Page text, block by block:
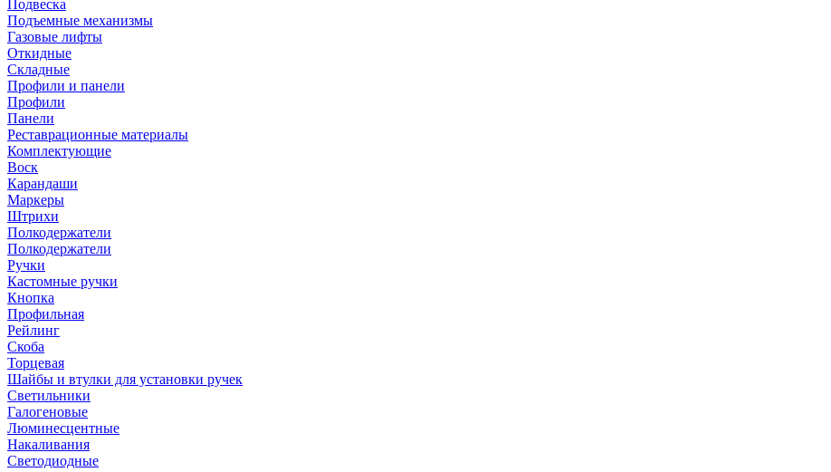
Подвеска
Подъемные механизмы
Газовые лифты
Откидные
Складные
Профили и панели
Профили
Панели
Реставрационные материалы
Комплектующие
Воск
Карандаши
Маркеры
Штрихи
Полкодержатели
Полкодержатели
Ручки
Кастомные ручки
Кнопка
Профильная
Рейлинг
Скоба
Торцевая
Шайбы и втулки для установки ручек
Светильники
Галогеновые
Люминесцентные
Накаливания
Светодиодные